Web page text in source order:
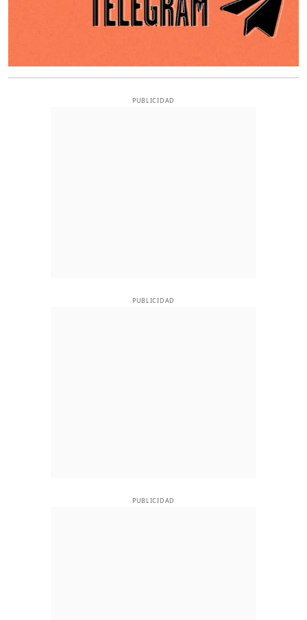
PUBLICIDAD
PUBLICIDAD
PUBLICIDAD